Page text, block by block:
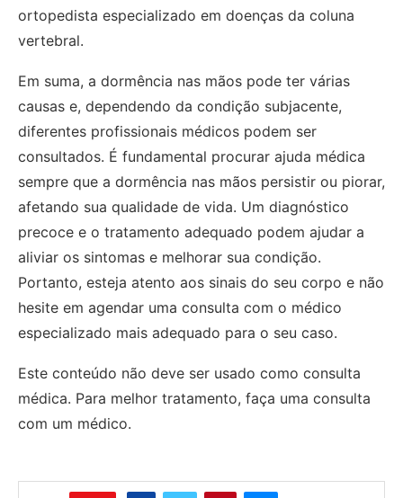
ortopedista especializado em doenças da coluna
vertebral.
Em suma, a dormência nas mãos pode ter várias
causas e, dependendo da condição subjacente,
diferentes profissionais médicos podem ser
consultados. É fundamental procurar ajuda médica
sempre que a dormência nas mãos persistir ou piorar,
afetando sua qualidade de vida. Um diagnóstico
precoce e o tratamento adequado podem ajudar a
aliviar os sintomas e melhorar sua condição.
Portanto, esteja atento aos sinais do seu corpo e não
hesite em agendar uma consulta com o médico
especializado mais adequado para o seu caso.
Este conteúdo não deve ser usado como consulta
médica. Para melhor tratamento, faça uma consulta
com um médico.